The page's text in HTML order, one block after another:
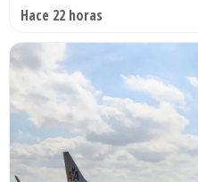
Hace 22 horas